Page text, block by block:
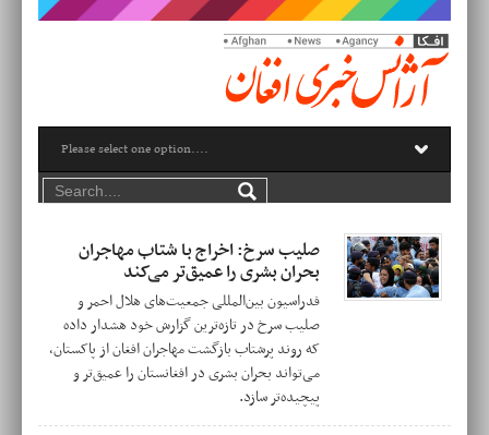
صلیب سرخ: اخراج با شتاب مهاجران
بحران بشری را عمیق‌تر می‌کند
فدراسیون بین‌المللی جمعیت‌های هلال احمر و
صلیب سرخ در تازه‌ترین گزارش خود هشدار داده
که روند پرشتاب بازگشت مهاجران افغان از پاکستان،
می‌تواند بحران بشری در افغانستان را عمیق‌تر و
پیچیده‌تر سازد.